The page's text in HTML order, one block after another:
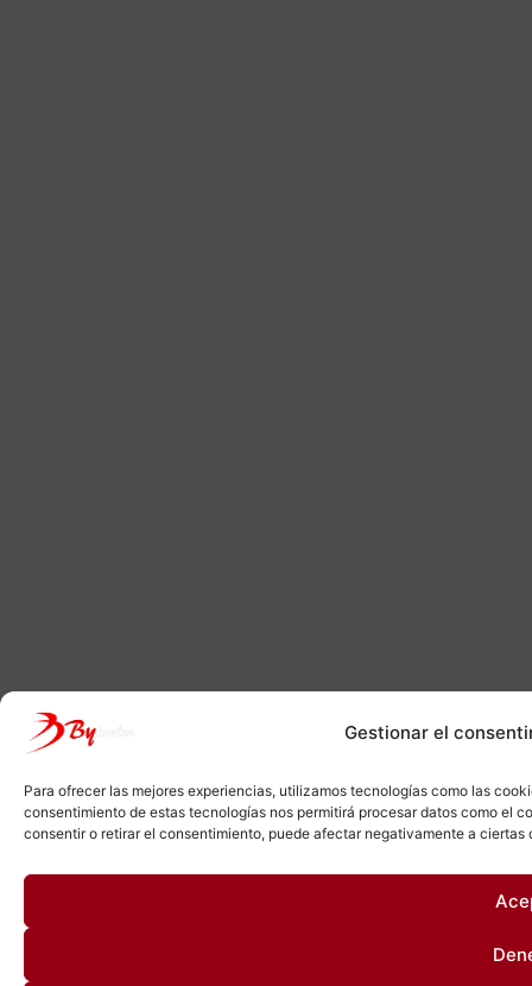
Gestionar el
Para ofrecer las mejores experiencias, utilizamos tecnologías como las
consentimiento de estas tecnologías nos permitirá procesar datos como el
consentir o retirar el consentimiento, puede afectar negativamente a